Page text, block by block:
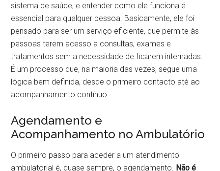
sistema de saúde, e entender como ele funciona é
essencial para qualquer pessoa. Basicamente, ele foi
pensado para ser um serviço eficiente, que permite às
pessoas terem acesso a consultas, exames e
tratamentos sem a necessidade de ficarem internadas.
É um processo que, na maioria das vezes, segue uma
lógica bem definida, desde o primeiro contacto até ao
acompanhamento contínuo.
Agendamento e
Acompanhamento no Ambulatório
O primeiro passo para aceder a um atendimento
ambulatorial é, quase sempre, o agendamento. Não é